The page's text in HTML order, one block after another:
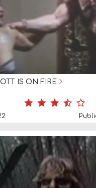
IS ON FIRE